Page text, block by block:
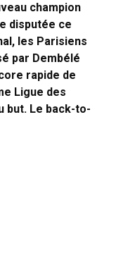
champion
disputée ce
les Parisiens
par Dembélé
rapide de
Ligue des
but. Le back-to-